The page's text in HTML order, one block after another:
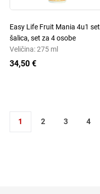
Easy Life Fruit Mania 4u1 set
šalica, set za 4 osobe
Veličina: 275 ml
34,50 €
1 2 3 4